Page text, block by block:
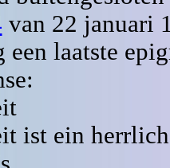
van 22 januari
een laatste
ist ein